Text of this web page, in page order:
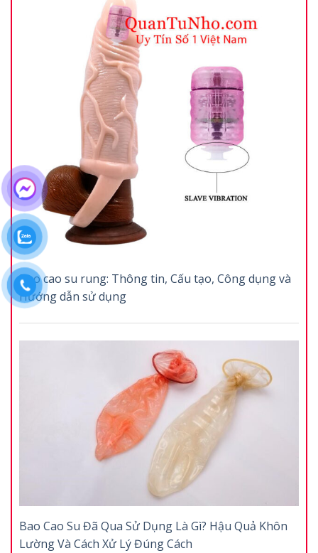
Bao cao su rung: Thông tin, Cấu tạo, Công dụng và
Hướng dẫn sử dụng
Bao Cao Su Đã Qua Sử Dụng Là Gì? Hậu Quả Khôn
Lường Và Cách Xử Lý Đúng Cách